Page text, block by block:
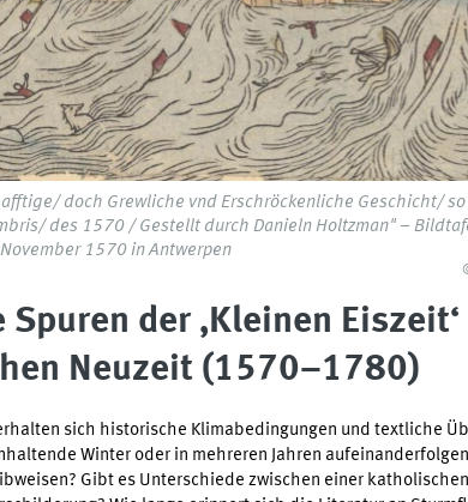
doch Grewliche vnd Erschröckenliche Geschicht/
des 1570 / Gestellt durch Danieln Holtzman" –
1570 in Antwerpen
Spuren der ‚Kleinen
Neuzeit (1570–1780)
sich historische Klimabedingungen und textliche
Winter oder in mehreren Jahren
Gibt es Unterschiede zwischen einer